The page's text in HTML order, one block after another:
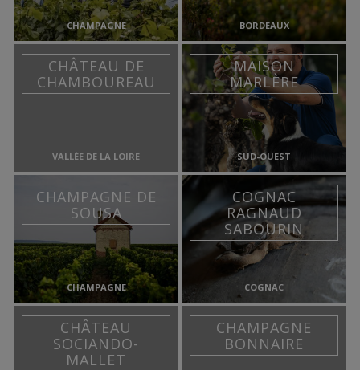
CHAMPAGNE BORDEAUX
CHÂTEAU DE
CHAMBOUREAU
VALLÉE DE LA LOIRE
MAISON
MARLÈRE
SUD-OUEST
CHAMPAGNE DE
SOUSA
CHAMPAGNE
COGNAC
RAGNAUD
SABOURIN
COGNAC
CHÂTEAU
SOCIANDO-
MALLET
CHAMPAGNE
BONNAIRE